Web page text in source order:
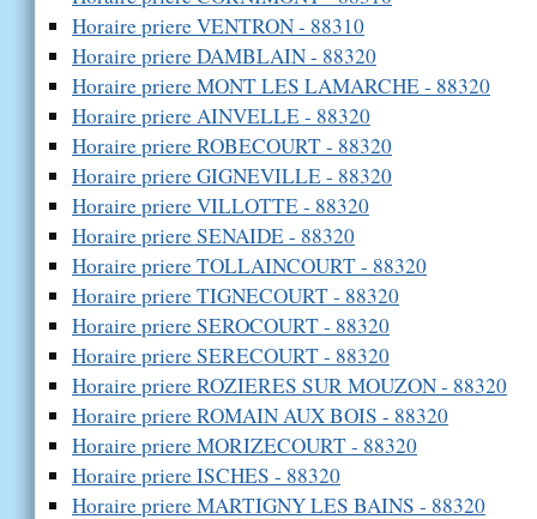
Horaire priere VENTRON - 88310
Horaire priere DAMBLAIN - 88320
Horaire priere MONT LES LAMARCHE - 88320
Horaire priere AINVELLE - 88320
Horaire priere ROBECOURT - 88320
Horaire priere GIGNEVILLE - 88320
Horaire priere VILLOTTE - 88320
Horaire priere SENAIDE - 88320
Horaire priere TOLLAINCOURT - 88320
Horaire priere TIGNECOURT - 88320
Horaire priere SEROCOURT - 88320
Horaire priere SERECOURT - 88320
Horaire priere ROZIERES SUR MOUZON - 88320
Horaire priere ROMAIN AUX BOIS - 88320
Horaire priere MORIZECOURT - 88320
Horaire priere ISCHES - 88320
Horaire priere MARTIGNY LES BAINS - 88320